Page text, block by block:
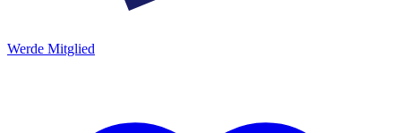
Werde Mitglied